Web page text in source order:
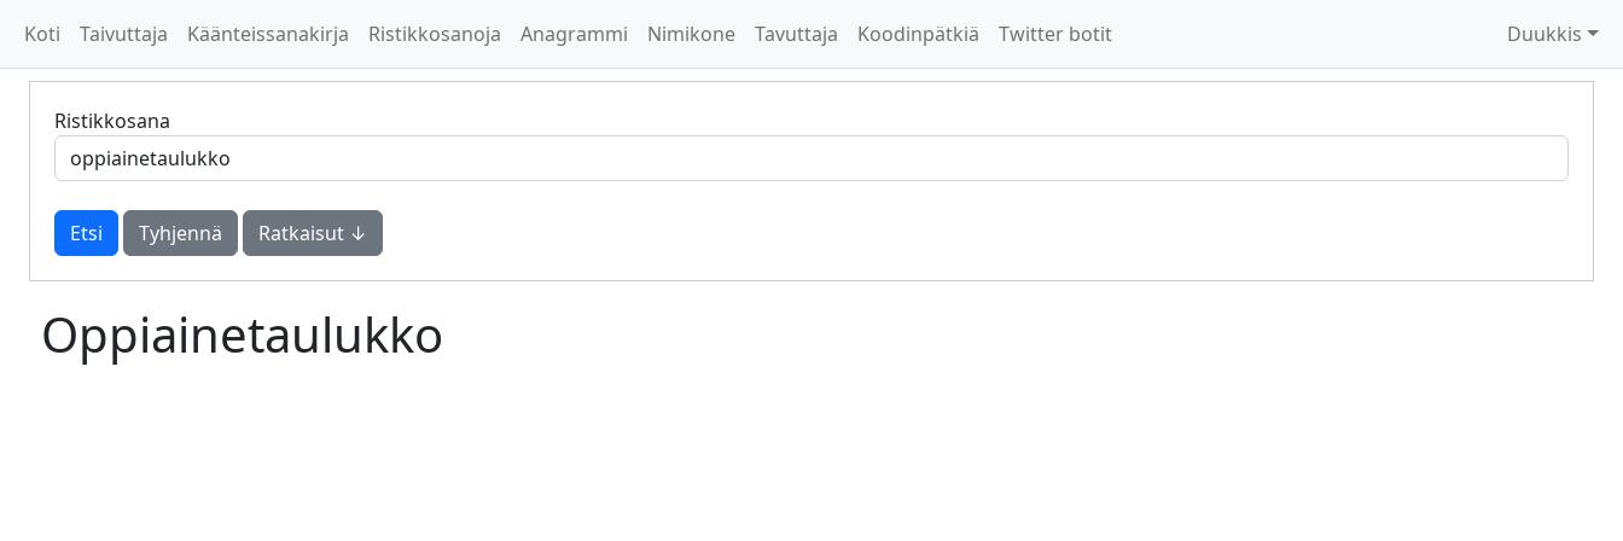
Koti Taivuttaja Käänteissanakirja Ristikkosanoja Anagrammi Nimikone Tavuttaja Koodinpätkiä Twitter botit Duukkis
Ristikkosana
Tyhjennä Ratkaisut ↓
Oppiainetaulukko